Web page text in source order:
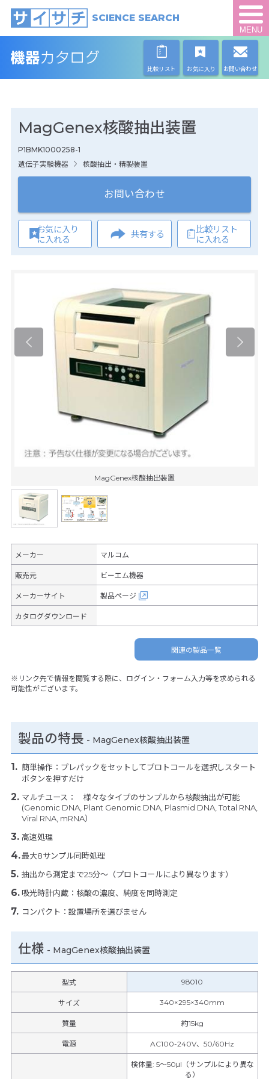
SCIENCE SEARCH
MENU
比較リスト お気に入り お問い合わせ
MagGenex核酸抽出装置
P1BMK1000258-1
遺伝子実験機器
核酸抽出・精製装置
お問い合わせ
お気に入り
に入れる
共有する
比較リスト
に入れる
MagGenex核酸抽出装置
メーカー マルコム
販売元 ビーエム機器
メーカーサイト 製品ページ
カタログダウンロード
関連の製品一覧
※リンク先で情報を閲覧する際に、ログイン・フォーム入力等を求められる
可能性がございます。
製品の特長 - MagGenex核酸抽出装置
簡単操作：プレパックをセットしてプロトコールを選択しスタート
ボタンを押すだけ
マルチユース： 様々なタイプのサンプルから核酸抽出が可能
(Genomic DNA, Plant Genomic DNA, Plasmid DNA, Total RNA,
Viral RNA, mRNA）
高速処理
最大8サンプル同時処理
抽出から測定まで25分～（プロトコールにより異なります）
吸光時計内蔵：核酸の濃度、純度を同時測定
コンパクト：設置場所を選びません
仕様 - MagGenex核酸抽出装置
型式 98010
サイズ 340×295×340mm
質量 約15kg
電源 AC100-240V、50/60Hz
検体量: 5～50μl（サンプルにより異な
る）